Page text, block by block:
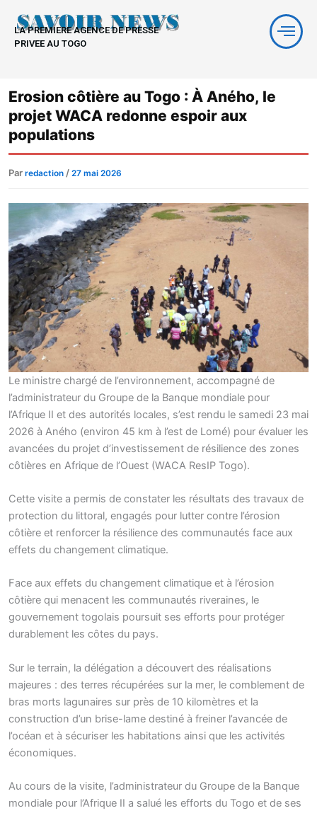
contenu
LA PREMIERE AGENCE DE PRESSE
PRIVEE AU TOGO
Erosion côtière au Togo : À Aného, le
projet WACA redonne espoir aux
populations
Par redaction / 27 mai 2026
Le ministre chargé de l’environnement, accompagné de
l’administrateur du Groupe de la Banque mondiale pour
l’Afrique II et des autorités locales, s’est rendu le samedi 23 mai
2026 à Aného (environ 45 km à l’est de Lomé) pour évaluer les
avancées du projet d’investissement de résilience des zones
côtières en Afrique de l’Ouest (WACA ResIP Togo).
Cette visite a permis de constater les résultats des travaux de
protection du littoral, engagés pour lutter contre l’érosion
côtière et renforcer la résilience des communautés face aux
effets du changement climatique.
Face aux effets du changement climatique et à l’érosion
côtière qui menacent les communautés riveraines, le
gouvernement togolais poursuit ses efforts pour protéger
durablement les côtes du pays.
Sur le terrain, la délégation a découvert des réalisations
majeures : des terres récupérées sur la mer, le comblement de
bras morts lagunaires sur près de 10 kilomètres et la
construction d’un brise-lame destiné à freiner l’avancée de
l’océan et à sécuriser les habitations ainsi que les activités
économiques.
Au cours de la visite, l’administrateur du Groupe de la Banque
mondiale pour l’Afrique II a salué les efforts du Togo et de ses